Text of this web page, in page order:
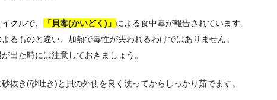
クルで、 「貝毒(かいどく)」 による食中毒が報告されています。
るものと違い、加熱で毒性が失われるわけではありません。
出た時には注意しておきましょう。
抜き(砂吐き)と貝の外側を良く洗ってからしっかり茹でます。